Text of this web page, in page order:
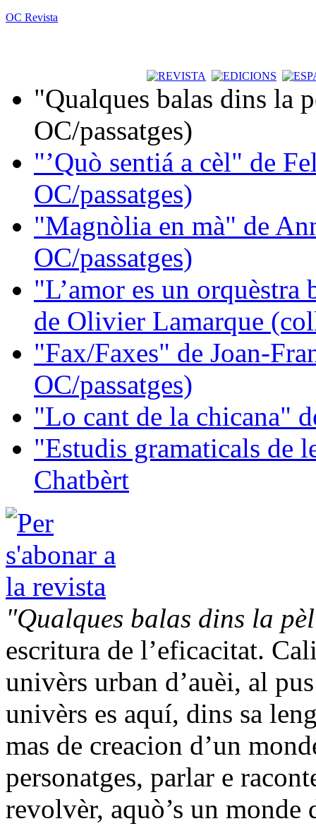
OC Revista
"Qualques balas dins la
OC/passatges)
"’Quò sentiá a cèl" de
OC/passatges)
"Magnòlia en mà" de
OC/passatges)
"L’amor es un orquèstra
de Olivier Lamarque
"Fax/Faxes" de Joan-
OC/passatges)
"Lo cant de la chicana"
"Estudis gramaticals de
Chatbèrt
"Qualques balas dins la pèl
escritura de l’eficacitat.
univèrs urban d’auèi, al
univèrs es aquí, dins sa
mas de creacion d’un
personatges, parlar e
revolvèr, aquò’s un monde